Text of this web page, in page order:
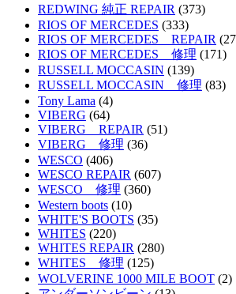
REDWING 純正 REPAIR (373)
RIOS OF MERCEDES (333)
RIOS OF MERCEDES REPAIR
RIOS OF MERCEDES 修理 (171)
RUSSELL MOCCASIN (139)
RUSSELL MOCCASIN 修理 (83)
Tony Lama (4)
VIBERG (64)
VIBERG REPAIR (51)
VIBERG 修理 (36)
WESCO (406)
WESCO REPAIR (607)
WESCO 修理 (360)
Western boots (10)
WHITE'S BOOTS (35)
WHITES (220)
WHITES REPAIR (280)
WHITES 修理 (125)
WOLVERINE 1000 MILE BOOT (2)